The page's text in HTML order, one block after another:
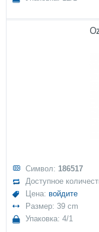
Символ: 186517
Доступное
Цена: войдите
Размер: 39 cm
Упаковка: 4/1